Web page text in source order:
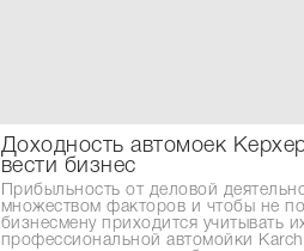
Доходность автомоек
вести бизнес
Прибыльность от деловой
множеством факторов и чтобы не
бизнесмену приходится учитывать
профессиональной автомойки